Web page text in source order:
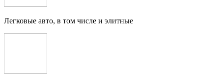
Легковые авто, в том числе и элитные